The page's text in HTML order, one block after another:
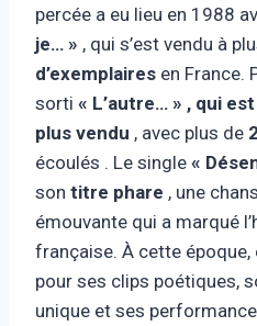
percée a eu lieu en 1988
je… » , qui s’est vendu à
d’exemplaires en France.
sorti « L’autre… » , qui
plus vendu , avec plus de
écoulés . Le single «
son titre phare , une
émouvante qui a marqué
française. À cette
pour ses clips poétiques,
unique et ses